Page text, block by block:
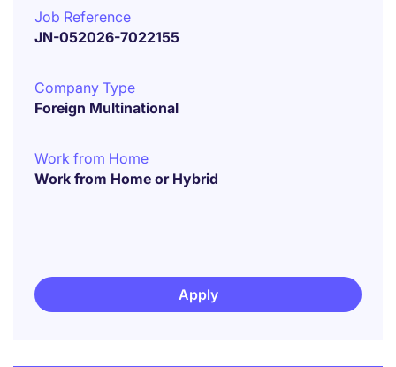
Job Reference
JN-052026-7022155
Company Type
Foreign Multinational
Work from Home
Work from Home or Hybrid
Apply